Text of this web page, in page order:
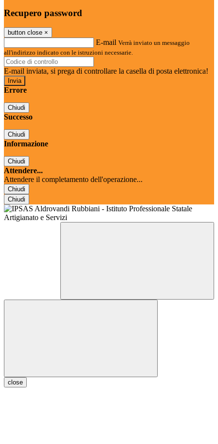
Recupero password
button close ×
E-mail Verrà inviato un messaggio
all'indirizzo indicato con le istruzioni necessarie.
E-mail inviata, si prega di controllare la casella di posta elettronica!
Errore
Chiudi
Successo
Chiudi
Informazione
Chiudi
Attendere...
Attendere il completamento dell'operazione...
Chiudi
Chiudi
close